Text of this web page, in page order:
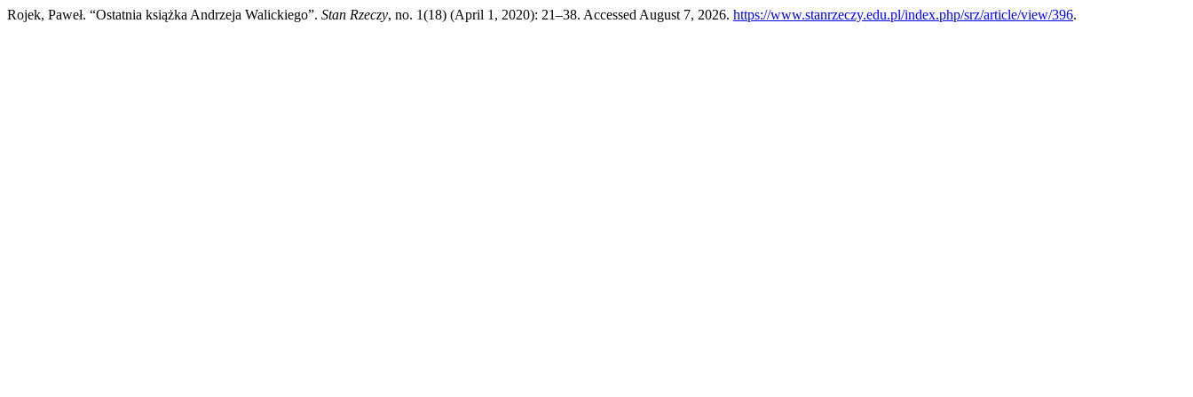
Rojek, Paweł. “Ostatnia książka Andrzeja Walickiego”. Stan Rzeczy, no. 1(18) (April 1, 2020): 21–38. Accessed August 7, 2026. https://www.stanrzeczy.edu.pl/index.php/srz/article/view/396.